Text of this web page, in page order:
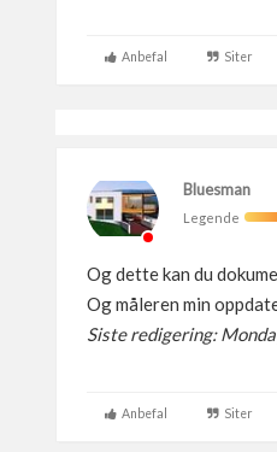
Anbefal Siter
Bluesman
Legende
Og dette kan du
Og måleren min
Siste redigering:
Anbefal Siter